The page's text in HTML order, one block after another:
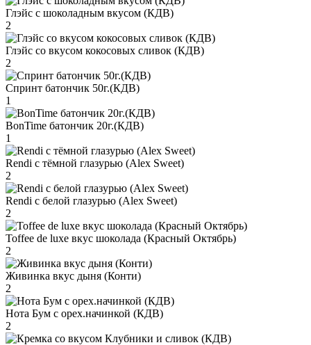
Глэйс с шоколадным вкусом (КДВ)
2
Глэйс со вкусом кокосовых сливок (КДВ)
2
Спринт батончик 50г.(КДВ)
1
BonTime батончик 20г.(КДВ)
1
Rendi с тёмной глазурью (Alex Sweet)
2
Rendi с белой глазурью (Alex Sweet)
2
Toffee de luxe вкус шоколада (Красный Октябрь)
2
Живинка вкус дыня (Конти)
2
Нота Бум с орех.начинкой (КДВ)
2